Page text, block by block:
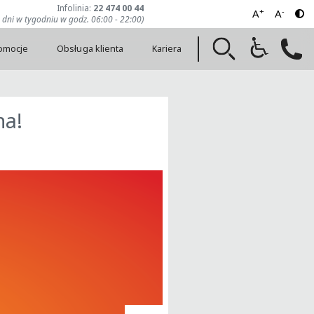
Infolinia: 22 474 00 44
dni w tygodniu w godz. 06:00 - 22:00) A+ A-
Obsługa klienta Kariera